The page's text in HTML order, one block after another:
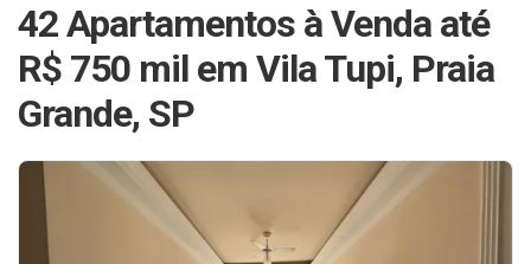
42 Apartamentos à Venda até
R$ 750 mil em Vila Tupi, Praia
Grande, SP